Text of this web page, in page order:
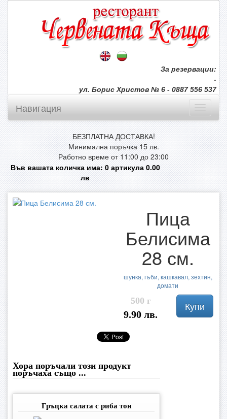
За резервации:
-
ул. Борис Христов № 6 - 0887 556 537
Навигация
БЕЗПЛАТНА ДОСТАВКА!
Минимална поръчка 15 лв.
Работно време от 11:00 до 23:00
Във вашата количка има:0артикула0.00
лв
Пица
Белисима
28 см.
шунка, гъби, кашкавал, зехтин,
домати
500 г
9.90 лв.
Купи
Хора поръчали този продукт
поръчаха също ...
Гръцка салата с риба тон